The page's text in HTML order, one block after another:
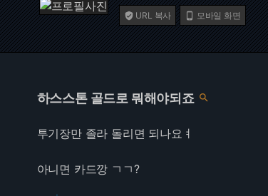
 URL 복사  모바일 화면
하스스톤 골드로 뭐해야되죠 
투기장만 졸라 돌리면 되나요ㅕ
아니면 카드깡 ㄱㄱ?